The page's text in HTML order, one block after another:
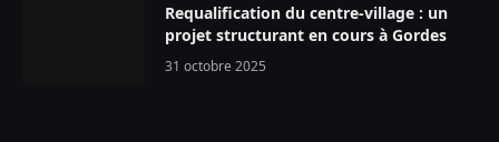
Requalification du centre-village : un
projet structurant en cours à Gordes
31 octobre 2025